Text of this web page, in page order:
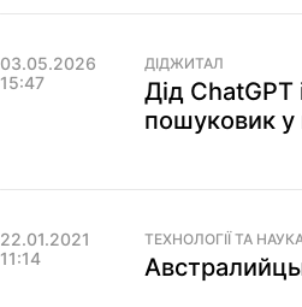
03.05.2026
15:47
ДІДЖИТАЛ
Дід ChatGPT
пошуковик у
22.01.2021
11:14
ТЕХНОЛОГІЇ ТА